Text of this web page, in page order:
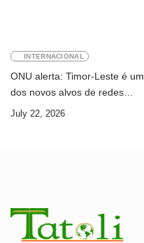
INTERNACIONAL
ONU alerta: Timor-Leste é um
dos novos alvos de redes
internacionais de cibercrime
July 22, 2026